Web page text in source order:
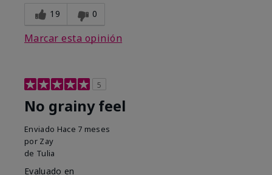
19 0
Marcar esta opinión
5
No grainy feel
Enviado Hace 7 meses
por Zay
de Tulia
Evaluado en